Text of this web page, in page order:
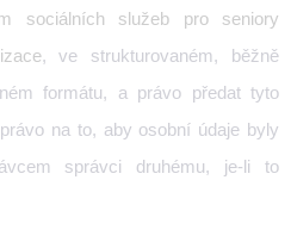
sociálních služeb pro seniory
, ve strukturovaném, běžně
formátu, a právo předat tyto
na to, aby osobní údaje byly
správci druhému, je-li to